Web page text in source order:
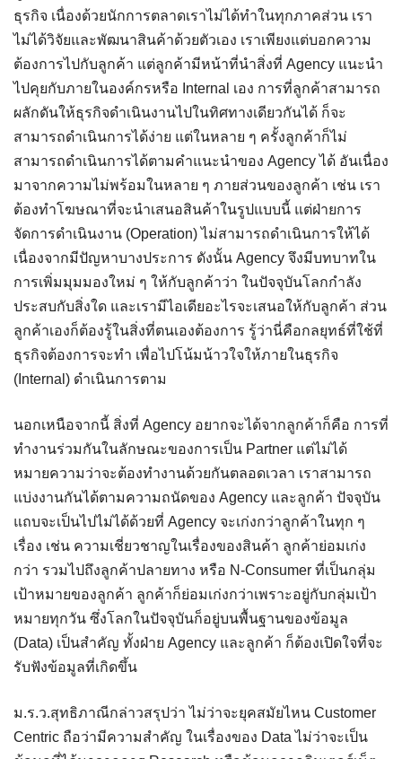
ธุรกิจ เนื่องด้วยนักการตลาดเราไม่ได้ทำในทุกภาคส่วน เรา
ไม่ได้วิจัยและพัฒนาสินค้าด้วยตัวเอง เราเพียงแต่บอกความ
ต้องการไปกับลูกค้า แต่ลูกค้ามีหน้าที่นำสิ่งที่ Agency แนะนำ
ไปคุยกับภายในองค์กรหรือ Internal เอง การที่ลูกค้าสามารถ
ผลักดันให้ธุรกิจดำเนินงานไปในทิศทางเดียวกันได้ ก็จะ
สามารถดำเนินการได้ง่าย แต่ในหลาย ๆ ครั้งลูกค้าก็ไม่
สามารถดำเนินการได้ตามคำแนะนำของ Agency ได้ อันเนื่อง
มาจากความไม่พร้อมในหลาย ๆ ภายส่วนของลูกค้า เช่น เรา
ต้องทำโฆษณาที่จะนำเสนอสินค้าในรูปแบบนี้ แต่ฝ่ายการ
จัดการดำเนินงาน (Operation) ไม่สามารถดำเนินการให้ได้
เนื่องจากมีปัญหาบางประการ ดังนั้น Agency จึงมีบทบาทใน
การเพิ่มมุมมองใหม่ ๆ ให้กับลูกค้าว่า ในปัจจุบันโลกกำลัง
ประสบกับสิ่งใด และเรามีไอเดียอะไรจะเสนอให้กับลูกค้า ส่วน
ลูกค้าเองก็ต้องรู้ในสิ่งที่ตนเองต้องการ รู้ว่านี่คือกลยุทธ์ที่ใช้ที่
ธุรกิจต้องการจะทำ เพื่อไปโน้มน้าวใจให้ภายในธุรกิจ
(Internal) ดำเนินการตาม
นอกเหนือจากนี้ สิ่งที่ Agency อยากจะได้จากลูกค้าก็คือ การที่
ทำงานร่วมกันในลักษณะของการเป็น Partner แต่ไม่ได้
หมายความว่าจะต้องทำงานด้วยกันตลอดเวลา เราสามารถ
แบ่งงานกันได้ตามความถนัดของ Agency และลูกค้า ปัจจุบัน
แถบจะเป็นไปไม่ได้ด้วยที่ Agency จะเก่งกว่าลูกค้าในทุก ๆ
เรื่อง เช่น ความเชี่ยวชาญในเรื่องของสินค้า ลูกค้าย่อมเก่ง
กว่า รวมไปถึงลูกค้าปลายทาง หรือ N-Consumer ที่เป็นกลุ่ม
เป้าหมายของลูกค้า ลูกค้าก็ย่อมเก่งกว่าเพราะอยู่กับกลุ่มเป้า
หมายทุกวัน ซึ่งโลกในปัจจุบันก็อยู่บนพื้นฐานของข้อมูล
(Data) เป็นสำคัญ ทั้งฝ่าย Agency และลูกค้า ก็ต้องเปิดใจที่จะ
รับฟังข้อมูลที่เกิดขึ้น
ม.ร.ว.สุทธิภาณีกล่าวสรุปว่า ไม่ว่าจะยุคสมัยไหน Customer
Centric ถือว่ามีความสำคัญ ในเรื่องของ Data ไม่ว่าจะเป็น